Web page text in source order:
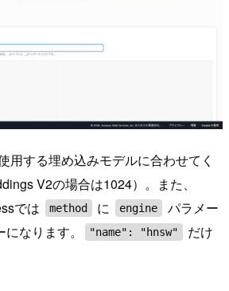
用する埋め込みモデルに合わせてく
V2の場合は1024）。また、
では
method に engine
パラメー
なります。
"name": "hnsw"
だけ